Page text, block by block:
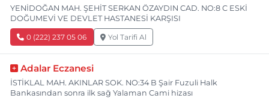
YENİDOĞAN MAH. ŞEHİT SERKAN ÖZAYDIN CAD. NO:8 C ESKİ
DOĞUMEVİ VE DEVLET HASTANESİ KARŞISI
0 (222) 237 05 06 Yol Tarifi Al
Adalar Eczanesi
İSTİKLAL MAH. AKINLAR SOK. NO:34 B Şair Fuzuli Halk
Bankasından sonra ilk sağ Yalaman Cami hizası